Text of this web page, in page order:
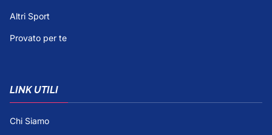
Altri Sport
Provato per te
LINK UTILI
Chi Siamo